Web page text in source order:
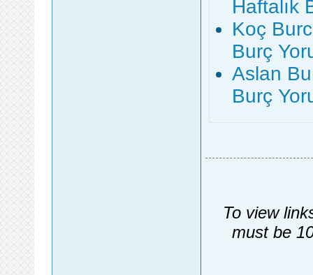
Haftalık
Koç
Burç
Aslan
Burç
To view
must be